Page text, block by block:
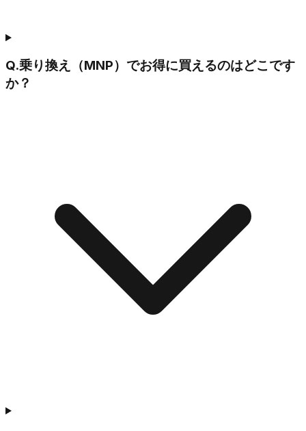
Q.乗り換え（MNP）でお得に買えるのはどこです
か？